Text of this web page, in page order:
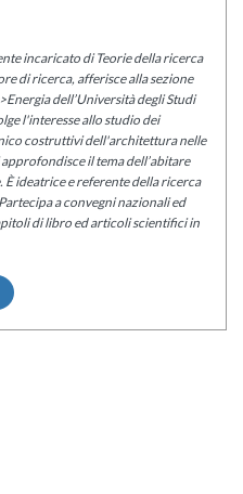
incaricato di Teorie della ricerca
di ricerca, afferisce alla sezione
dell’Università degli Studi
l'interesse allo studio dei
costruttivi dell'architettura nelle
il tema dell’abitare
ideatrice e referente della ricerca
a convegni nazionali ed
di libro ed articoli scientifici in